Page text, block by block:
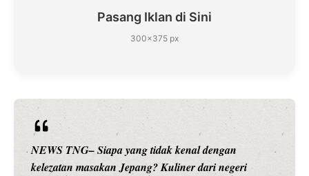
Pasang Iklan di Sini
300×375 px
NEWS TNG– Siapa sangka, dua nama besar di dunia
hiburan, Nunung Srimulat dan Vicky Prasetyo, kini